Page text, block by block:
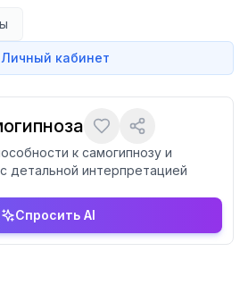
Личный кабинет
к самогипнозу и
детальной интерпретацией
Спросить AI